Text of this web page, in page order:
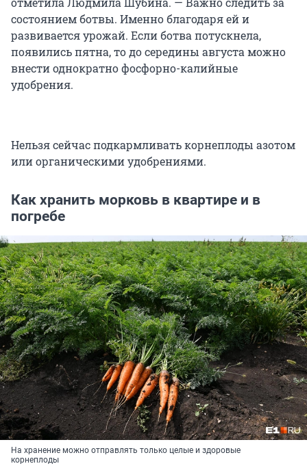
состоянием ботвы. Именно благодаря ей и
развивается урожай. Если ботва потускнела,
появились пятна, то до середины августа можно
внести однократно фосфорно-калийные
удобрения.
Нельзя сейчас подкармливать корнеплоды азотом
или органическими удобрениями.
Как хранить морковь в квартире и в
погребе
На хранение можно отправлять только целые и здоровые
корнеплоды